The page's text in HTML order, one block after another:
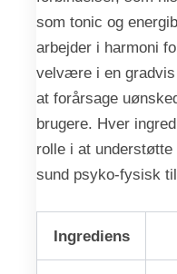
som tonic og
arbejder i harmoni
velvære i en
at forårsage
brugere. Hver
rolle i at
sund psyko-fysisk
Ingrediens